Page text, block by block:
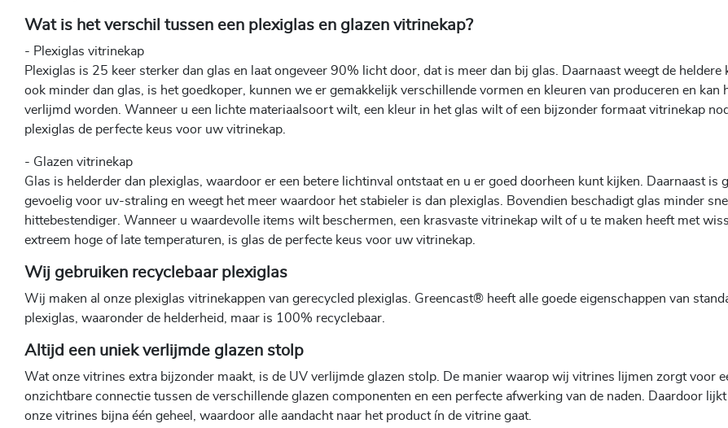
Wat is het verschil tussen een plexiglas en glazen vitrinekap?
- Plexiglas vitrinekap
Plexiglas is 25 keer sterker dan glas en laat ongeveer 90% licht door, dat is meer dan bij glas. Daarnaast weegt de heldere
ook minder dan glas, is het goedkoper, kunnen we er gemakkelijk verschillende vormen en kleuren van produceren en kan
verlijmd worden. Wanneer u een lichte materiaalsoort wilt, een kleur in het glas wilt of een bijzonder formaat vitrinekap
plexiglas de perfecte keus voor uw vitrinekap.
- Glazen vitrinekap
Glas is helderder dan plexiglas, waardoor er een betere lichtinval ontstaat en u er goed doorheen kunt kijken. Daarnaast is
gevoelig voor uv-straling en weegt het meer waardoor het stabieler is dan plexiglas. Bovendien beschadigt glas minder
hittebestendiger. Wanneer u waardevolle items wilt beschermen, een krasvaste vitrinekap wilt of u te maken heeft met
extreem hoge of late temperaturen, is glas de perfecte keus voor uw vitrinekap.
Wij gebruiken recyclebaar plexiglas
Wij maken al onze plexiglas vitrinekappen van gerecycled plexiglas. Greencast® heeft alle goede eigenschappen van
plexiglas, waaronder de helderheid, maar is 100% recyclebaar.
Altijd een uniek verlijmde glazen stolp
Wat onze vitrines extra bijzonder maakt, is de UV verlijmde glazen stolp. De manier waarop wij vitrines lijmen zorgt voor
onzichtbare connectie tussen de verschillende glazen componenten en een perfecte afwerking van de naden. Daardoor
onze vitrines bijna één geheel, waardoor alle aandacht naar het product ín de vitrine gaat.